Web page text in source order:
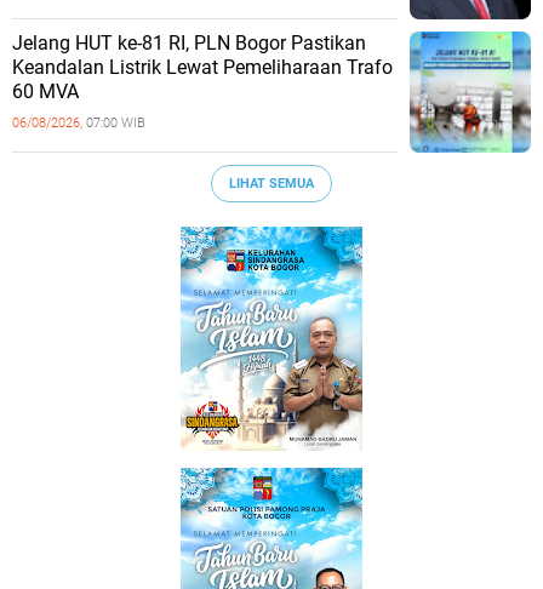
Jelang HUT ke-81 RI, PLN Bogor Pastikan
Keandalan Listrik Lewat Pemeliharaan Trafo
60 MVA
06/08/2026, 07:00 WIB
LIHAT SEMUA